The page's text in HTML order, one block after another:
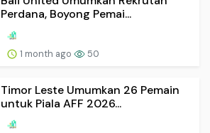
Perdana, Boyong Pemai...
1 month ago 50
Timor Leste Umumkan 26 Pemain
untuk Piala AFF 2026...